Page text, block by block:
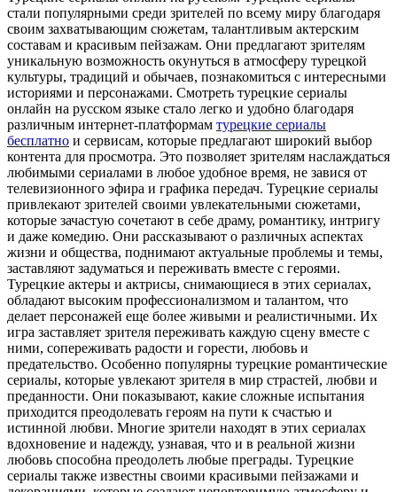
стали популярными среди зрителей по всему миру благодаря
своим захватывающим сюжетам, талантливым актерским
составам и красивым пейзажам. Они предлагают зрителям
уникальную возможность окунуться в атмосферу турецкой
культуры, традиций и обычаев, познакомиться с интересными
историями и персонажами. Смотреть турецкие сериалы
онлайн на русском языке стало легко и удобно благодаря
различным интернет-платформам турецкие сериалы
бесплатно и сервисам, которые предлагают широкий выбор
контента для просмотра. Это позволяет зрителям наслаждаться
любимыми сериалами в любое удобное время, не завися от
телевизионного эфира и графика передач. Турецкие сериалы
привлекают зрителей своими увлекательными сюжетами,
которые зачастую сочетают в себе драму, романтику, интригу
и даже комедию. Они рассказывают о различных аспектах
жизни и общества, поднимают актуальные проблемы и темы,
заставляют задуматься и переживать вместе с героями.
Турецкие актеры и актрисы, снимающиеся в этих сериалах,
обладают высоким профессионализмом и талантом, что
делает персонажей еще более живыми и реалистичными. Их
игра заставляет зрителя переживать каждую сцену вместе с
ними, сопереживать радости и горести, любовь и
предательство. Особенно популярны турецкие романтические
сериалы, которые увлекают зрителя в мир страстей, любви и
преданности. Они показывают, какие сложные испытания
приходится преодолевать героям на пути к счастью и
истинной любви. Многие зрители находят в этих сериалах
вдохновение и надежду, узнавая, что и в реальной жизни
любовь способна преодолеть любые преграды. Турецкие
сериалы также известны своими красивыми пейзажами и